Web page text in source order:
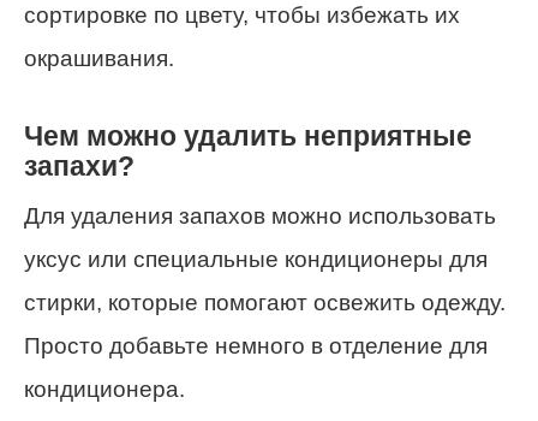
сортировке по цвету, чтобы избежать их
окрашивания.
Чем можно удалить неприятные
запахи?
Для удаления запахов можно использовать
уксус или специальные кондиционеры для
стирки, которые помогают освежить одежду.
Просто добавьте немного в отделение для
кондиционера.